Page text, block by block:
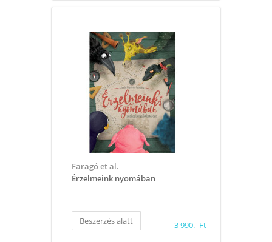
Faragó et al.
Érzelmeink nyomában
Beszerzés alatt 3 990.- Ft